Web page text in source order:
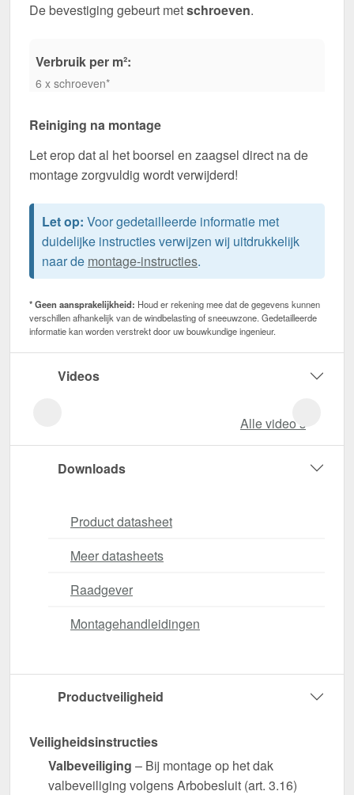
De bevestiging gebeurt metschroeven.
Verbruik per m²:
6 x schroeven*
Reiniging na montage
Let erop dat al het boorsel en zaagsel direct na de
montage zorgvuldig wordt verwijderd!
Let op: Voor gedetailleerde informatie met
duidelijke instructies verwijzen wij uitdrukkelijk
naar de montage-instructies.
* Geen aansprakelijkheid: Houd er rekening mee dat de gegevens kunnen
verschillen afhankelijk van de windbelasting of sneeuwzone. Gedetailleerde
informatie kan worden verstrekt door uw bouwkundige ingenieur.
Videos
Alle video‘s
Downloads
Product datasheet
Meer datasheets
Raadgever
Montagehandleidingen
Productveiligheid
Veiligheidsinstructies
Valbeveiliging – Bij montage op het dak
valbeveiliging volgens Arbobesluit (art. 3.16)